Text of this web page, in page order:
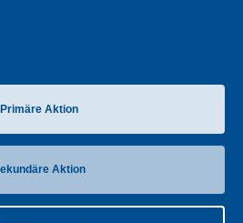
Primäre Aktion
Aktion